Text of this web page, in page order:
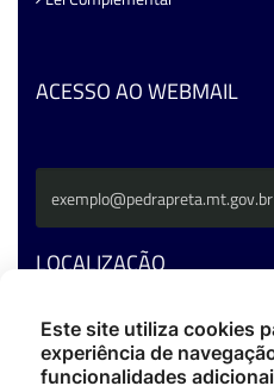
ACESSO AO WEBMAIL
LOCALIZAÇÃO
Av. Fernando C. Da Costa -
Fone: (66) 3486-4400
Este site utiliza cookies
experiência de
funcionalidades